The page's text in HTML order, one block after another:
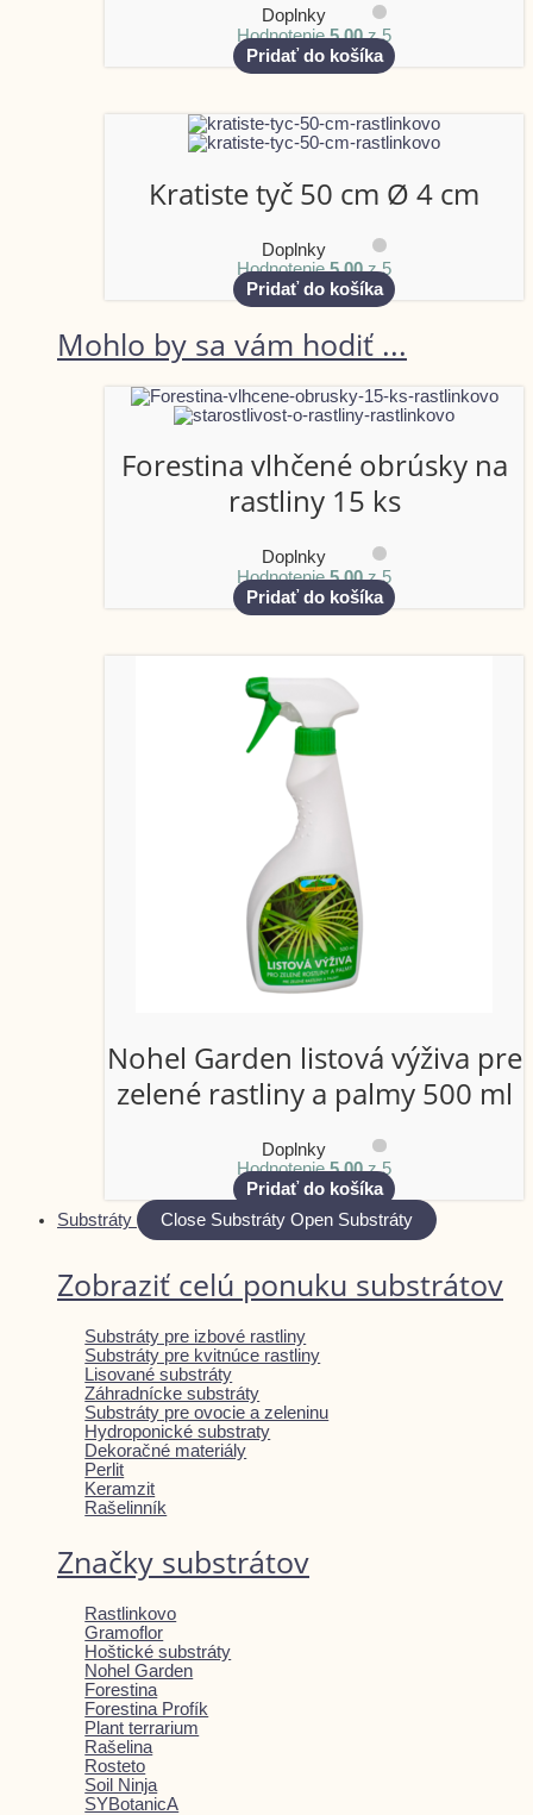
Doplnky
Hodnotenie5.00z 5
Pridať do košíka
Kratiste tyč 50 cm Ø 4 cm
Doplnky
Hodnotenie5.00z 5
Pridať do košíka
Mohlo by sa vám hodiť ...
Forestina vlhčené obrúsky na
rastliny 15 ks
Doplnky
Hodnotenie5.00z 5
Pridať do košíka
Nohel Garden listová výživa pre
zelené rastliny a palmy 500 ml
Doplnky
Hodnotenie5.00z 5
Pridať do košíka
Substráty
Close Substráty Open Substráty
Zobraziť celú ponuku substrátov
Substráty pre izbové rastliny
Substráty pre kvitnúce rastliny
Lisované substráty
Záhradnícke substráty
Substráty pre ovocie a zeleninu
Hydroponické substraty
Dekoračné materiály
Perlit
Keramzit
Rašelinník
Značky substrátov
Rastlinkovo
Gramoflor
Hoštické substráty
Nohel Garden
Forestina
Forestina Profík
Plant terrarium
Rašelina
Rosteto
Soil Ninja
SYBotanicA